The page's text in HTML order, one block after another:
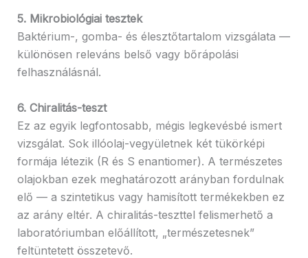
5. Mikrobiológiai tesztek
Baktérium-, gomba- és élesztőtartalom vizsgálata —
különösen releváns belső vagy bőrápolási
felhasználásnál.
6. Chiralitás-teszt
Ez az egyik legfontosabb, mégis legkevésbé ismert
vizsgálat. Sok illóolaj-vegyületnek két tükörképi
formája létezik (R és S enantiomer). A természetes
olajokban ezek meghatározott arányban fordulnak
elő — a szintetikus vagy hamisított termékekben ez
az arány eltér. A chiralitás-teszttel felismerhető a
laboratóriumban előállított, „természetesnek”
feltüntetett összetevő.